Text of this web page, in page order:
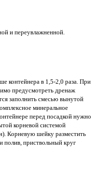
и переувлажненной.
контейнера в 1,5-2,0 раза. При
предусмотреть дренаж
заполнить смесью вынутой
минеральное
перед посадкой нужно
корневой системой
Корневую шейку разместить
полив, приствольный круг